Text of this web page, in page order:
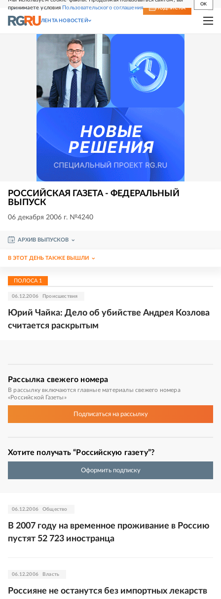
принимаете условия Пользовательского соглашения
OK
СВЕЖИЙ НОМЕР ПОДПИСКА
ЛЕНТА НОВОСТЕЙ
РОССИЙСКАЯ ГАЗЕТА - ФЕДЕРАЛЬНЫЙ
ВЫПУСК
06 декабря 2006 г. №4240
АРХИВ ВЫПУСКОВ
В ЭТОТ ДЕНЬ ТАКЖЕ ВЫШЛИ
ПОЛОСА 1
06.12.2006 Происшествия
Юрий Чайка: Дело об убийстве Андрея Козлова
считается раскрытым
Рассылка свежего номера
В рассылку включаются главные материалы свежего номера
«Российской Газеты»
Подписатьсяна рассылку
Хотите получать “Российскую газету”?
Оформить подписку
06.12.2006 Общество
В 2007 году на временное проживание в Россию
пустят 52 723 иностранца
06.12.2006 Власть
Россияне не останутся без импортных лекарств